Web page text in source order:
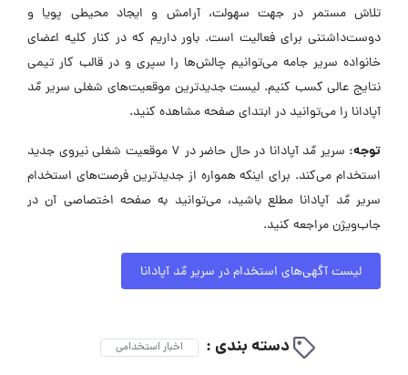
تلاش مستمر در جهت سهولت، آرامش و ایجاد محیطی پویا و
دوست‌داشتنی برای فعالیت است. باور داریم که در کنار کلیه اعضای
خانواده سریر جامه می‌توانیم چالش‌ها را سپری و در قالب کار تیمی
نتایج عالی کسب کنیم. لیست جدیدترین موقعیت‌های شغلی سریر مٌد
آپادانا را می‌توانید در ابتدای صفحه مشاهده کنید.
توجه:
سریر مٌد آپادانا در حال حاضر در ۷ موقعیت شغلی نیروی جدید
استخدام می‌کند. برای اینکه همواره از جدیدترین فرصت‌های استخدام
سریر مٌد آپادانا مطلع باشید، می‌توانید به صفحه اختصاصی آن در
جاب‌ویژن مراجعه کنید.
لیست آگهی‌های استخدام در سریر مٌد آپادانا
دسته بندی : اخبار استخدامی